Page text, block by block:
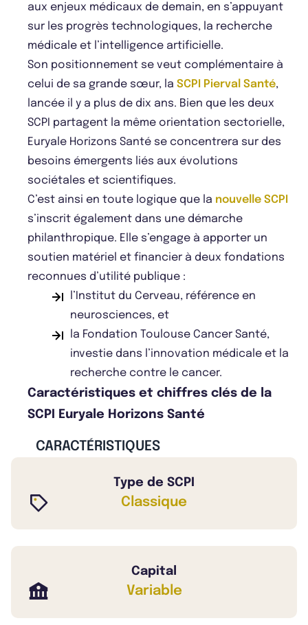
aux enjeux médicaux de demain, en s’appuyant
sur les progrès technologiques, la recherche
médicale et l’intelligence artificielle.
Son positionnement se veut complémentaire à
celui de sa grande sœur, la SCPI Pierval Santé,
lancée il y a plus de dix ans. Bien que les deux
SCPI partagent la même orientation sectorielle,
Euryale Horizons Santé se concentrera sur des
besoins émergents liés aux évolutions
sociétales et scientifiques.
C’est ainsi en toute logique que la nouvelle SCPI
s’inscrit également dans une démarche
philanthropique. Elle s’engage à apporter un
soutien matériel et financier à deux fondations
reconnues d’utilité publique :
l’Institut du Cerveau, référence en
neurosciences, et
la Fondation Toulouse Cancer Santé,
investie dans l’innovation médicale et la
recherche contre le cancer.
Caractéristiques et chiffres clés de la
SCPI Euryale Horizons Santé
CARACTÉRISTIQUES
Type de SCPI
Classique
Capital
Variable